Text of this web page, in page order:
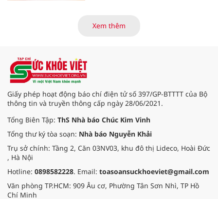
điểm dừng chân đầu tiên tại Bệnh
viện Bạch Mai cơ sở Ninh Bình.
Xem thêm
Giấy phép hoạt động báo chí điện tử số 397/GP-BTTTT của Bộ
thông tin và truyền thông cấp ngày 28/06/2021.
Tổng Biên Tập: ThS Nhà báo Chúc Kim Vinh
Tổng thư ký tòa soạn: Nhà báo Nguyễn Khải
Trụ sở chính: Tầng 2, Căn 03NV03, khu đô thị Lideco, Hoài Đức
, Hà Nội
Hotline: 0898582228. Email: toasoansuckhoeviet@gmail.com
Văn phòng TP.HCM: 909 Âu cơ, Phường Tân Sơn Nhì, TP Hồ
Chí Minh